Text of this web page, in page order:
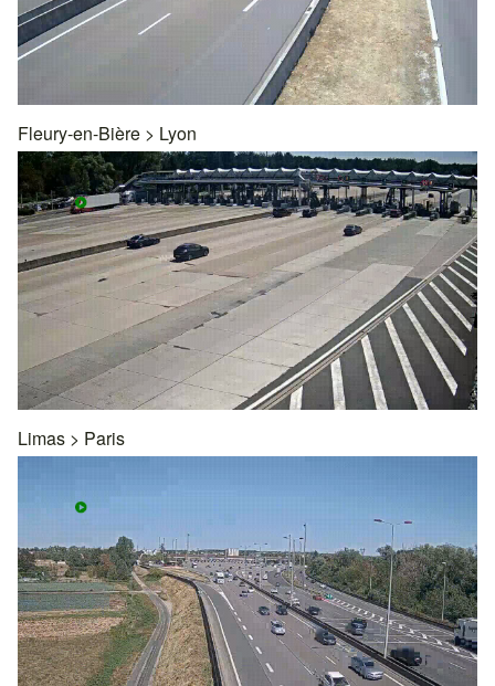
Fleury-en-Bière > Lyon
Limas > Paris